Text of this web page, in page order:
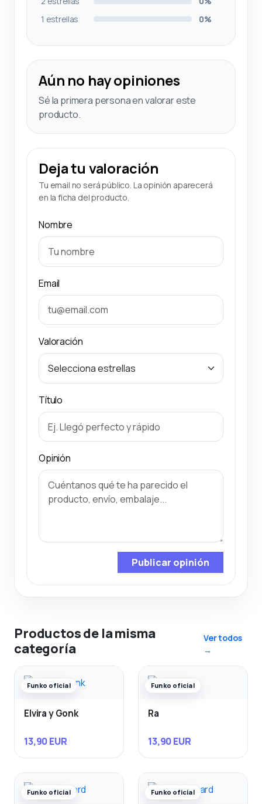
1 estrellas
0%
Aún no hay opiniones
Sé la primera persona en valorar este
producto.
Deja tu valoración
Tu email no será público. La opinión aparecerá
en la ficha del producto.
Nombre
Email
Valoración
Título
Opinión
Publicar opinión
Productos de la misma
categoría
Ver todos
→
Funko oficial
Elvira y Gonk
13,90 EUR
Funko oficial
Ra
13,90 EUR
Funko oficial Funko oficial